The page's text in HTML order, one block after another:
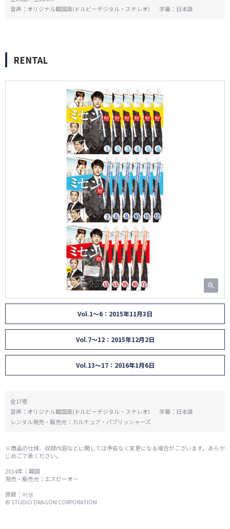
音声：オリジナル韓国語(ドルビーデジタル・ステレオ） 字幕：日本語
RENTAL
Vol.1～6：2015年11月3日
Vol.7～12：2015年12月2日
Vol.13～17：2016年1月6日
全17巻
音声：オリジナル韓国語(ドルビーデジタル・ステレオ） 字幕：日本語
レンタル発売・販売元：カルチュア・パブリッシャーズ
※商品の仕様、収録内容などに関しては予告なく変更になる場合がございます。あらか
じめご了承ください。
2014年｜韓国
発売・販売元：エスピーオー
原題：미생
© STUDIO DRAGON CORPORATION